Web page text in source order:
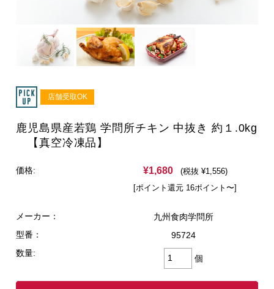
店舗受取OK
鹿児島県産若鶏 学問所チキン 中抜き 約１.0kg
【真空冷凍品】
価格: ¥1,680
(税抜 ¥1,556)
[ポイント還元 16ポイント〜]
メーカー：
九州食肉学問所
型番：
95724
数量:
個